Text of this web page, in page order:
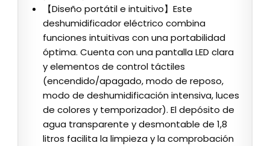
【Diseño portátil e intuitivo】Este
deshumidificador eléctrico combina
funciones intuitivas con una portabilidad
óptima. Cuenta con una pantalla LED clara
y elementos de control táctiles
(encendido/apagado, modo de reposo,
modo de deshumidificación intensiva, luces
de colores y temporizador). El depósito de
agua transparente y desmontable de 1,8
litros facilita la limpieza y la comprobación